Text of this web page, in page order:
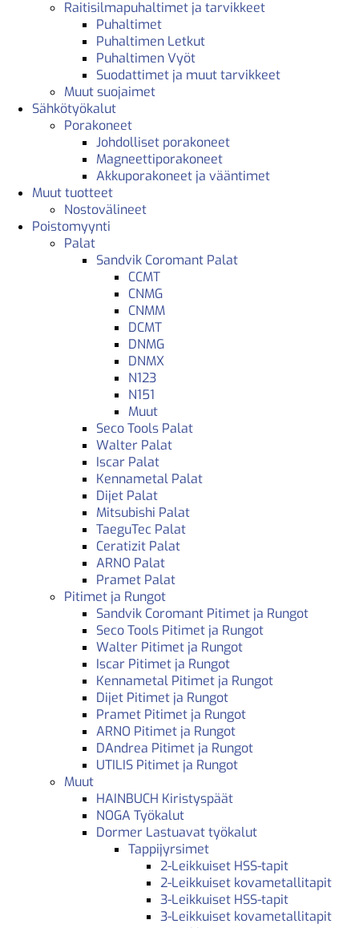
Raitisilmapuhaltimet ja tarvikkeet
Puhaltimet
Puhaltimen Letkut
Puhaltimen Vyöt
Suodattimet ja muut tarvikkeet
Muut suojaimet
Sähkötyökalut
Porakoneet
Johdolliset porakoneet
Magneettiporakoneet
Akkuporakoneet ja vääntimet
Muut tuotteet
Nostovälineet
Poistomyynti
Palat
Sandvik Coromant Palat
CCMT
CNMG
CNMM
DCMT
DNMG
DNMX
N123
N151
Muut
Seco Tools Palat
Walter Palat
Iscar Palat
Kennametal Palat
Dijet Palat
Mitsubishi Palat
TaeguTec Palat
Ceratizit Palat
ARNO Palat
Pramet Palat
Pitimet ja Rungot
Sandvik Coromant Pitimet ja Rungot
Seco Tools Pitimet ja Rungot
Walter Pitimet ja Rungot
Iscar Pitimet ja Rungot
Kennametal Pitimet ja Rungot
Dijet Pitimet ja Rungot
Pramet Pitimet ja Rungot
ARNO Pitimet ja Rungot
DAndrea Pitimet ja Rungot
UTILIS Pitimet ja Rungot
Muut
HAINBUCH Kiristyspäät
NOGA Työkalut
Dormer Lastuavat työkalut
Tappijyrsimet
2-Leikkuiset HSS-tapit
2-Leikkuiset kovametallitapit
3-Leikkuiset HSS-tapit
3-Leikkuiset kovametallitapit